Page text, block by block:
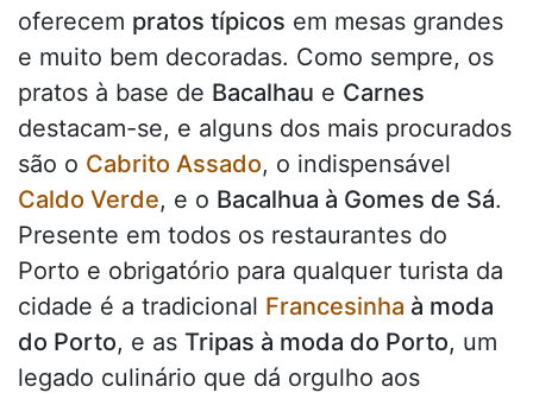
oferecem pratos típicos em mesas grandes
e muito bem decoradas. Como sempre, os
pratos à base de Bacalhau e Carnes
destacam-se, e alguns dos mais procurados
são o Cabrito Assado, o indispensável
Caldo Verde, e o Bacalhua à Gomes de Sá.
Presente em todos os restaurantes do
Porto e obrigatório para qualquer turista da
cidade é a tradicional Francesinha à moda
do Porto, e as Tripas à moda do Porto, um
legado culinário que dá orgulho aos